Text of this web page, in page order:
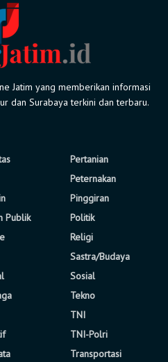
Jatim yang memberikan informasi
dan Surabaya terkini dan terbaru.
Publik
Pertanian
Peternakan
Pinggiran
Politik
Religi
Sastra/Budaya
Sosial
Tekno
TNI
TNI-Polri
Transportasi